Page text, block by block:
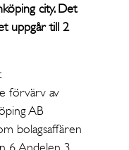
city. Det
uppgår till 2
förvärv av
AB
bolagsaffären